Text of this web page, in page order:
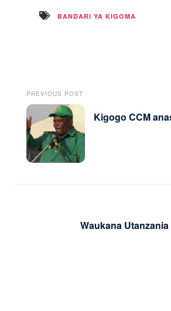
BANDARI YA KIGOMA
PREVIOUS POST
Kigogo CCM
Waukana Utanzania